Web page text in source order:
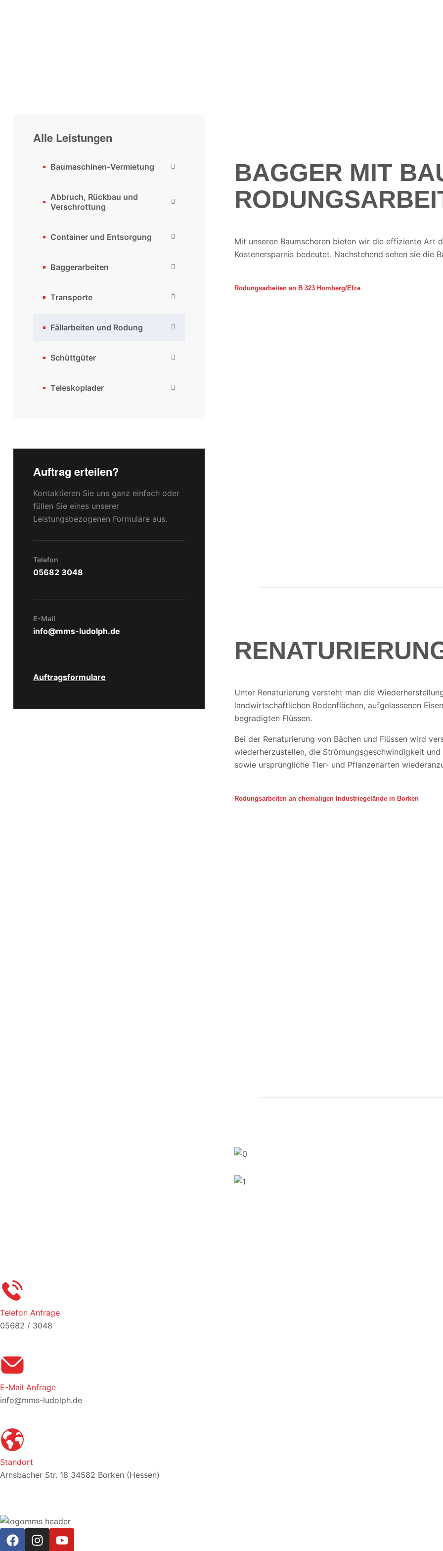
Alle Leistungen
Baumaschinen-Vermietung
Abbruch, Rückbau und
Verschrottung
Container und Entsorgung
Baggerarbeiten
Transporte
Fällarbeiten und Rodung
Schüttgüter
Teleskoplader
Auftrag erteilen?
Kontaktieren Sie uns ganz einfach oder
füllen Sie eines unserer
Leistungsbezogenen Formulare aus.
Telefon
05682 3048
E-Mail
info@mms-ludolph.de
Auftragsformulare
BAGGER MIT
Mit unseren Baumscheren bieten wir die effiziente Art
Kostenersparnis bedeutet. Nachstehend sehen sie die
Rodungsarbeiten an B 323 Homberg/Efze
Unter Renaturierung versteht man die
landwirtschaftlichen Bodenflächen, aufgelassenen
begradigten Flüssen.
Bei der Renaturierung von Bächen und Flüssen wird
wiederherzustellen, die Strömungsgeschwindigkeit
sowie ursprüngliche Tier- und Pflanzenarten
Rodungsarbeiten an ehemaligen Industriegelände in Borken
Telefon Anfrage
05682 / 3048
E-Mail Anfrage
info@mms-ludolph.de
Standort
Arnsbacher Str. 18 34582 Borken (Hessen)